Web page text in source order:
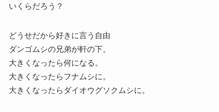
いくらだろう？
どうせだから好きに言う自由
ダンゴムシの兄弟が軒の下。
大きくなったら何になる。
大きくなったらフナムシに。
大きくなったらダイオウグソクムシに。